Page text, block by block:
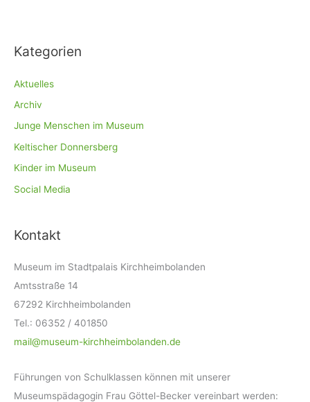
Kategorien
Aktuelles
Archiv
Junge Menschen im Museum
Keltischer Donnersberg
Kinder im Museum
Social Media
Kontakt
Museum im Stadtpalais Kirchheimbolanden
Amtsstraße 14
67292 Kirchheimbolanden
Tel.: 06352 / 401850
mail@museum-kirchheimbolanden.de
Führungen von Schulklassen können mit unserer
Museumspädagogin Frau Göttel-Becker vereinbart werden: